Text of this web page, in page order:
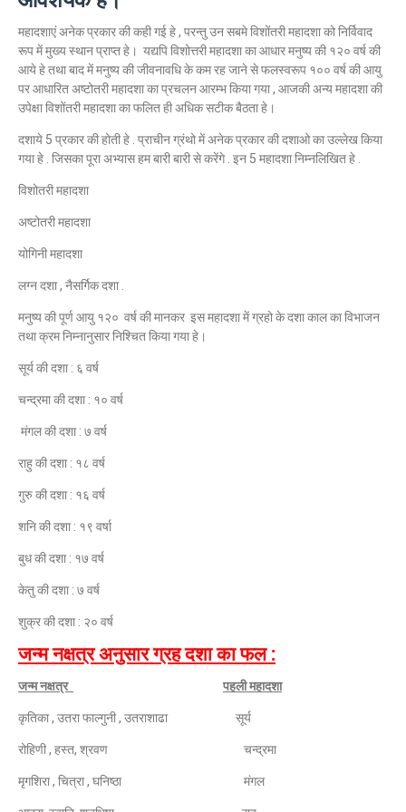
महादशाएं अनेक प्रकार की कही गई हे , परन्तु उन सबमे विशोंतरी महादशा को निर्विवाद
रूप में मुख्य स्थान प्राप्त हे। यद्यपि विशोत्तरी महादशा का आधार मनुष्य की १२० वर्ष की
आये हे तथा बाद में मनुष्य की जीवनावधि के कम रह जाने से फलस्वरूप १०० वर्ष की आयु
पर आधारित अष्टोतरी महादशा का प्रचलन आरम्भ किया गया , आजकी अन्य महादशा की
उपेक्षा विशोंतरी महादशा का फलित ही अधिक सटीक बैठता हे।
दशाये 5 प्रकार की होती हे . प्राचीन ग्रंथो में अनेक प्रकार की दशाओ का उल्लेख किया
गया हे . जिसका पूरा अभ्यास हम बारी बारी से करेंगे . इन 5 महादशा निम्नलिखित हे .
विशोतरी महादशा
अष्टोतरी महादशा
योगिनी महादशा
लग्न दशा , नैसर्गिक दशा .
मनुष्य की पूर्ण आयु १२० वर्ष की मानकर इस महादशा में ग्रहो के दशा काल का विभाजन
तथा क्रम निम्नानुसार निश्चित किया गया हे।
सूर्य की दशा : ६ वर्ष
चन्द्रमा की दशा : १० वर्ष
मंगल की दशा : ७ वर्ष
राहु की दशा : १८ वर्ष
गुरु की दशा : १६ वर्ष
शनि की दशा : १९ वर्षा
बुध की दशा : १७ वर्ष
केतु की दशा : ७ वर्ष
शुक्र की दशा : २० वर्ष
जन्म नक्षत्र अनुसार ग्रह दशा का फल :
जन्म नक्षत्र पहली महादशा
कृतिका , उतरा फाल्गुनी , उतराशाढा सूर्य
रोहिणी , हस्त, श्रवण चन्द्रमा
मृगशिरा , चित्रा , घनिष्ठा मंगल